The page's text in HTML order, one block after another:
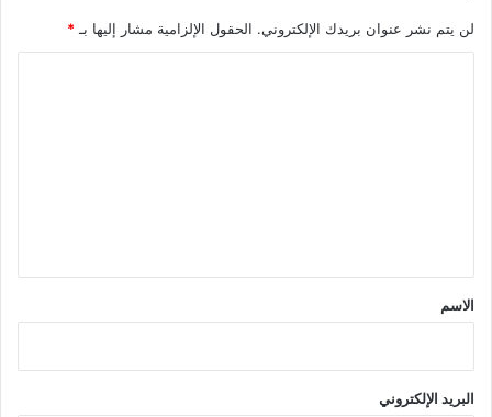
لن يتم نشر عنوان بريدك الإلكتروني. الحقول الإلزامية مشار إليها بـ*
*
الاسم
البريد الإلكتروني